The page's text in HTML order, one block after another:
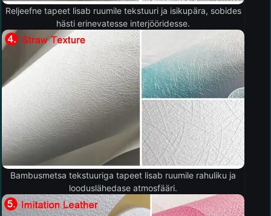
Reljeefne tapeet lisab ruumile tekstuuri ja isikupära, sobides
hästi erinevatesse interjööridesse.
Bambusmetsa tekstuuriga tapeet lisab ruumile rahuliku ja
looduslähedase atmosfääri.